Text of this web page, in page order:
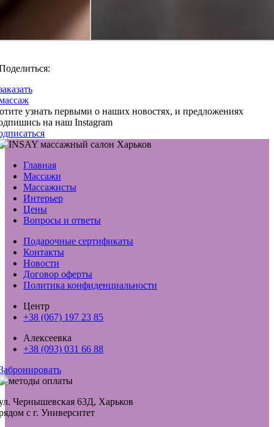
узнать первыми о наших новостях, и предложениях
на наш Instagram
Главная
Массажи
Массажисты
Интерьер
Цены
Вопросы и ответы
Подарочные сертификаты
Контакты
Новости
Договор оферты
Политика конфиденциальности
Центр
+38 (067) 197 23 85
Алексеевка
+38 (093) 031 66 88
Чернышевская 63Д, Харьков
с г. Университет